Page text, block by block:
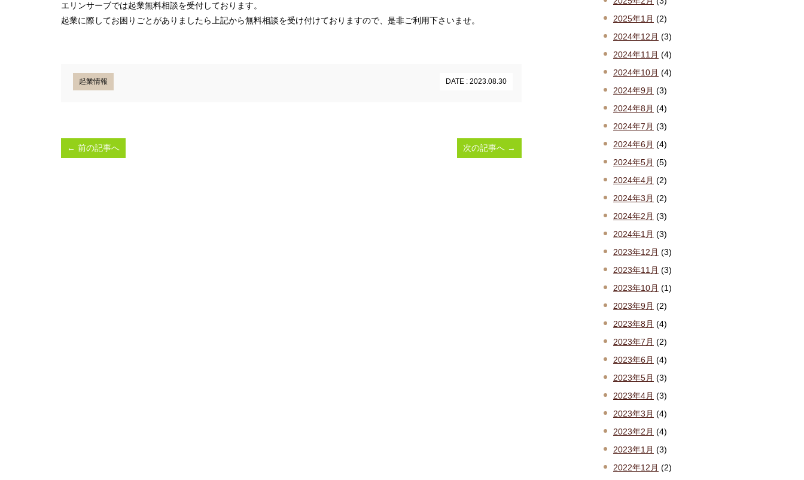
エリンサーブでは起業無料相談を受付しております。
起業に際してお困りごとがありましたら上記から無料相談を受け付けておりますので、是非ご利用下さいませ。
起業情報 DATE : 2023.08.30
← 前の記事へ 次の記事へ →
2025年1月 (2)
2024年12月 (3)
2024年11月 (4)
2024年10月 (4)
2024年9月 (3)
2024年8月 (4)
2024年7月 (3)
2024年6月 (4)
2024年5月 (5)
2024年4月 (2)
2024年3月 (2)
2024年2月 (3)
2024年1月 (3)
2023年12月 (3)
2023年11月 (3)
2023年10月 (1)
2023年9月 (2)
2023年8月 (4)
2023年7月 (2)
2023年6月 (4)
2023年5月 (3)
2023年4月 (3)
2023年3月 (4)
2023年2月 (4)
2023年1月 (3)
2022年12月 (2)